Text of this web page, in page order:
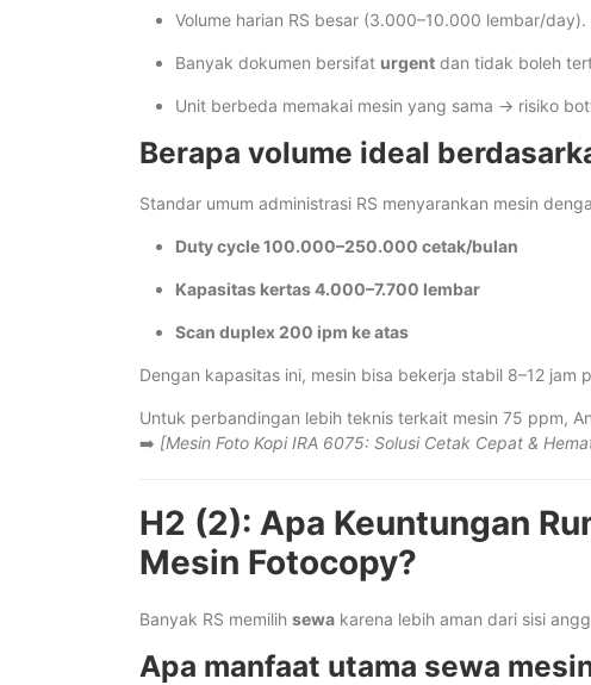
Volume harian RS besar (3.000–10.000 lembar/day).
Banyak dokumen bersifat urgent dan tidak boleh
Unit berbeda memakai mesin yang sama → risiko
Berapa volume ideal
Standar umum administrasi RS menyarankan mesin
Duty cycle 100.000–250.000 cetak/bulan
Kapasitas kertas 4.000–7.700 lembar
Scan duplex 200 ipm ke atas
Dengan kapasitas ini, mesin bisa bekerja stabil 8–12 jam
Untuk perbandingan lebih teknis terkait mesin 75 ppm,
➡️ [Mesin Foto Kopi IRA 6075: Solusi Cetak Cepat &
H2 (2): Apa Keuntungan
Mesin Fotocopy?
Banyak RS memilih sewa karena lebih aman dari sisi
Apa manfaat utama sewa